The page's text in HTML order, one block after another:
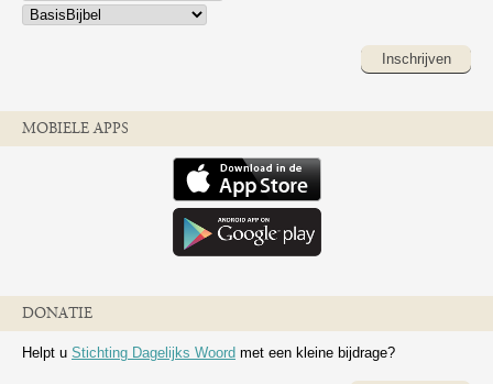
Inschrijven
MOBIELE APPS
DONATIE
Helpt u Stichting Dagelijks Woord met een kleine bijdrage?